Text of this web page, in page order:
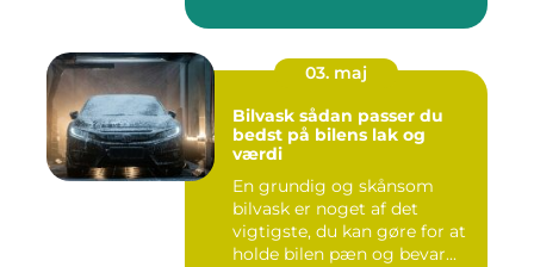
03. maj
Bilvask sådan passer du
bedst på bilens lak og
værdi
En grundig og skånsom
bilvask er noget af det
vigtigste, du kan gøre for at
holde bilen pæn og bevar...